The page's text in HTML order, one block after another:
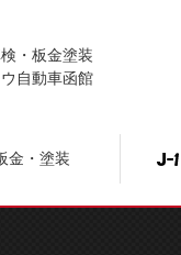
・板金塗装
自動車函館
金・塗装